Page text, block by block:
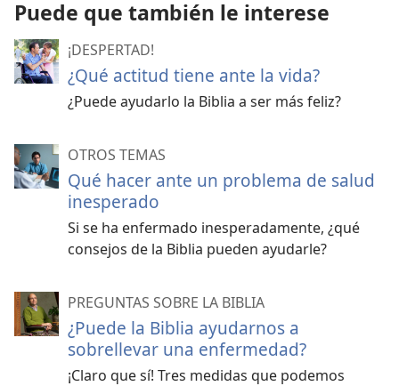
Puede que también le interese
¡DESPERTAD!
¿Qué actitud tiene ante la vida?
¿Puede ayudarlo la Biblia a ser más feliz?
OTROS TEMAS
Qué hacer ante un problema de salud
inesperado
Si se ha enfermado inesperadamente, ¿qué
consejos de la Biblia pueden ayudarle?
PREGUNTAS SOBRE LA BIBLIA
¿Puede la Biblia ayudarnos a
sobrellevar una enfermedad?
¡Claro que sí! Tres medidas que podemos